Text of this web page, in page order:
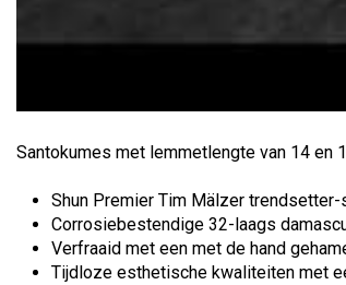
Santokumes met lemmetlengte van 14 en
Shun Premier Tim Mälzer trendsetter-
Corrosiebestendige 32-laags
Verfraaid met een met de hand
Tijdloze esthetische kwaliteiten met